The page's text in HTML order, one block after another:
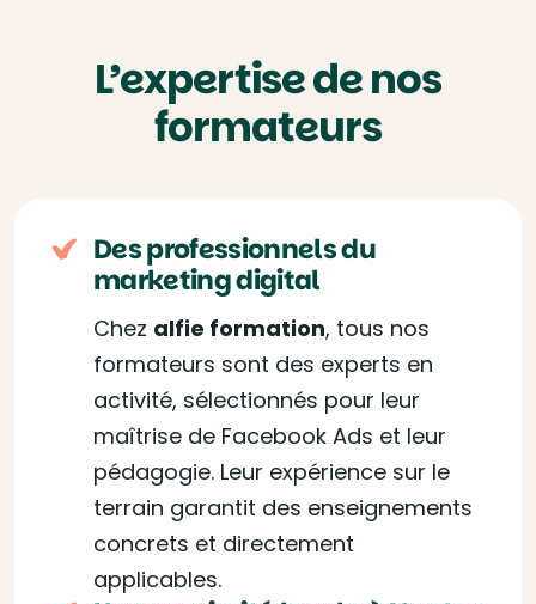
L’expertise de nos
formateurs
Des professionnels du
marketing digital
Chez alfie formation, tous nos
formateurs sont des experts en
activité, sélectionnés pour leur
maîtrise de Facebook Ads et leur
pédagogie. Leur expérience sur le
terrain garantit des enseignements
concrets et directement
applicables.